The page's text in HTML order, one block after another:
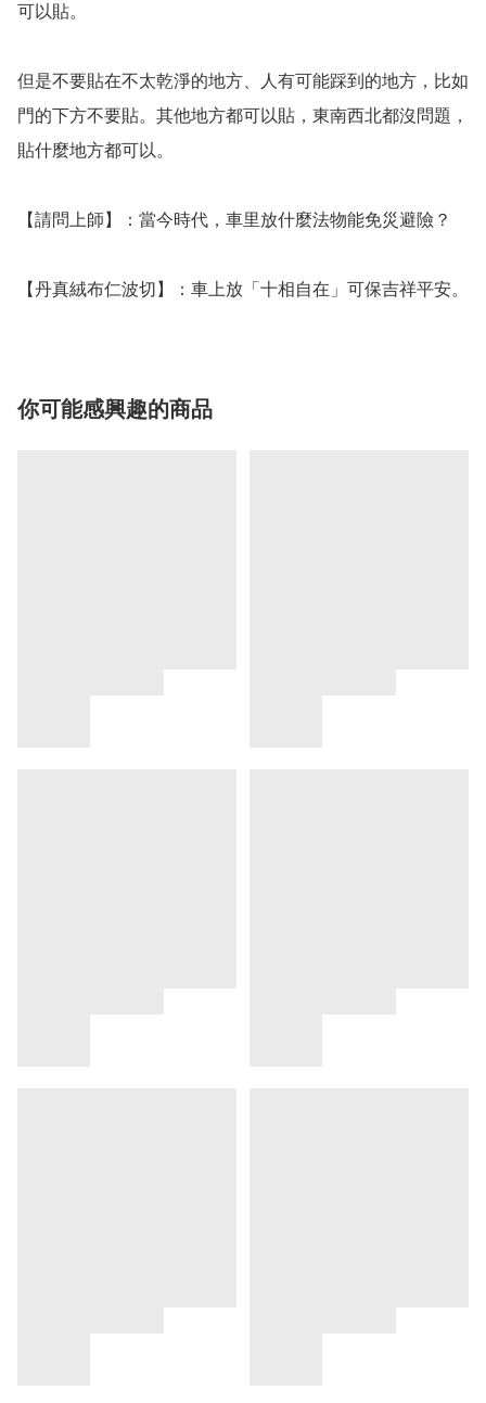
可以貼。
但是不要貼在不太乾淨的地方、人有可能踩到的地方，比如
門的下方不要貼。其他地方都可以貼，東南西北都沒問題，
貼什麼地方都可以。
【請問上師】：當今時代，車里放什麼法物能免災避險？
【丹真絨布仁波切】：車上放「十相自在」可保吉祥平安。
你可能感興趣的商品